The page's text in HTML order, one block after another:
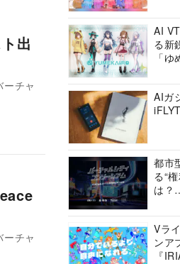
出
チャ
チャ
AI
る新
「
AIガ
都市
る“
は？
ーシ
Vラ
ンア
『